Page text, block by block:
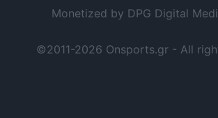
Monetized by DPG Digital
©2011-2026 Onsports.gr - All